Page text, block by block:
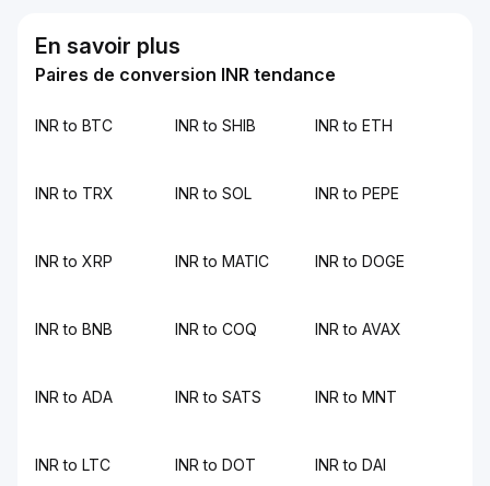
En savoir plus
Paires de conversion INR tendance
INR to BTC INR to SHIB INR to ETH
INR to TRX INR to SOL INR to PEPE
INR to XRP INR to MATIC INR to DOGE
INR to BNB INR to COQ INR to AVAX
INR to ADA INR to SATS INR to MNT
INR to LTC INR to DOT INR to DAI